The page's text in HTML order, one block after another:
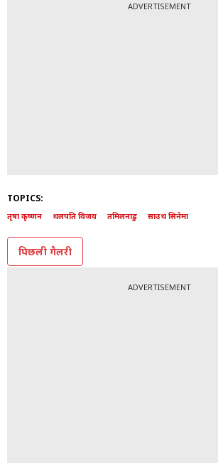
ADVERTISEMENT
TOPICS:
तृषा कृष्णन थलपति विजय तमिलनाडु साउथ सिनेमा
पिछली गैलरी
ADVERTISEMENT